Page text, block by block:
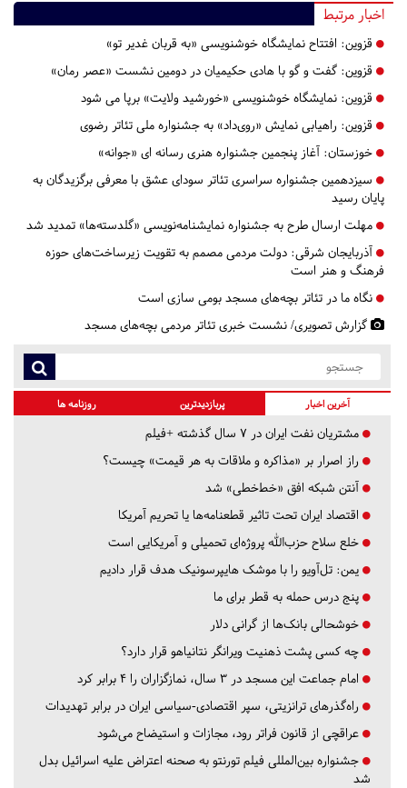
اخبار مرتبط
قزوین: افتتاح نمایشگاه خوشنویسی «به قربان غدیر تو»
قزوین: گفت و گو با هادی حکیمیان در دومین نشست «عصر رمان»
قزوین: نمایشگاه خوشنویسی «خورشید ولایت» برپا می شود
قزوین: راهیابی نمایش «روی‌داد» به جشنواره ملی تئاتر رضوی
خوزستان: آغاز پنجمین جشنواره هنری رسانه ای «جوانه»
سیزدهمین جشنواره سراسری تئاتر سودای عشق با معرفی برگزیدگان به
پایان رسید
مهلت ارسال طرح به جشنواره نمایشنامه‌نویسی «گلدسته‌ها» تمدید شد
آذربایجان شرقی: دولت مردمی مصمم به تقویت زیرساخت‌های حوزه
فرهنگ و هنر است
نگاه ما در تئاتر بچه‌های مسجد بومی سازی است
گزارش تصویری/ نشست خبری تئاتر مردمی بچه‌های مسجد
آخرین اخبار پربازدیدترین روزنامه ها
مشتریان نفت ایران در ۷ سال گذشته +فیلم
راز اصرار بر «مذاکره و ملاقات به هر قیمت» چیست؟
آنتن شبکه افق «خط‌خطی» شد
اقتصاد ایران تحت تاثیر قطعنامه‌ها یا تحریم‌ آمریکا
خلع سلاح حزب‌الله پروژه‌ای تحمیلی و آمریکایی است
یمن: تل‌آویو را با موشک هایپرسونیک هدف قرار دادیم
پنج درس‌ حمله به قطر برای ما
خوشحالی بانک‌ها از گرانی دلار
چه کسی پشت ذهنیت ویرانگر نتانیاهو قرار دارد؟
امام جماعت این مسجد در ۳ سال، نمازگزاران را ۴ برابر کرد
راه‌گذرهای ترانزیتی، سپر اقتصادی-سیاسی ایران در برابر تهدیدات
عراقچی از قانون فراتر رود، مجازات و استیضاح می‌شود
جشنواره بین‌المللی فیلم تورنتو به صحنه اعتراض علیه اسرائیل بدل
شد